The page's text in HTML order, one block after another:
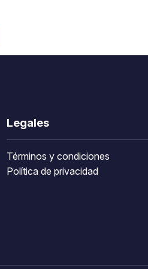
Legales
Términos y condiciones
Política de privacidad